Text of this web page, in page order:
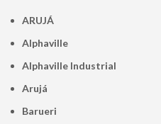
ARUJÁ
Alphaville
Alphaville Industrial
Arujá
Barueri